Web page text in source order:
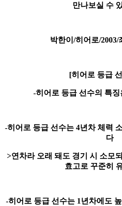
만나보실 수
박한이/히어로/2003/
[히어로 등급
-히어로 등급 선수의 특
-히어로 등급 선수는 4년차 체력
다
>연차라 오래 돼도 경기 시 소모
효고로 꾸준히
-히어로 등급 선수는 1년차에도